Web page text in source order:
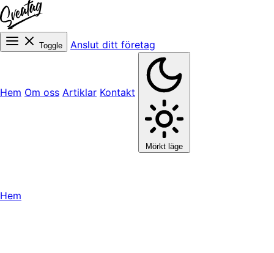
Toggle Anslut ditt företag
Hem Om oss Artiklar Kontakt
Mörkt läge
Hem